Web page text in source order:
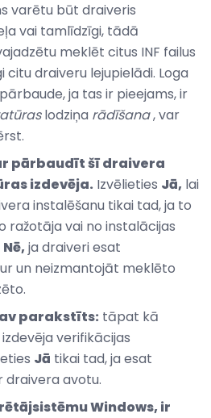
varētu būt draiveris
vai tamlīdzīgi, tādā
meklēt citus INF failus
citu draiveru lejupielādi. Loga
ja tas ir pieejams, ir
lodziņa rādīšana, var
pārbaudīt šī draivera
izdevēja. Izvēlieties Jā, lai
instalēšanu tikai tad, ja to
ražotāja vai no instalācijas
Nē, ja draiveri esat
un neizmantojāt meklēto
parakstīts: tāpat kā
verifikācijas
Jā tikai tad, ja esat
avotu.
Windows, ir